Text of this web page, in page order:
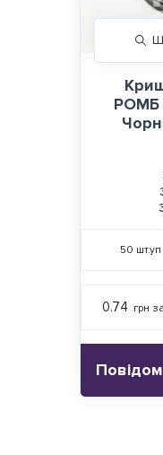
РОМБ
50 шт.уп
0.74 грн